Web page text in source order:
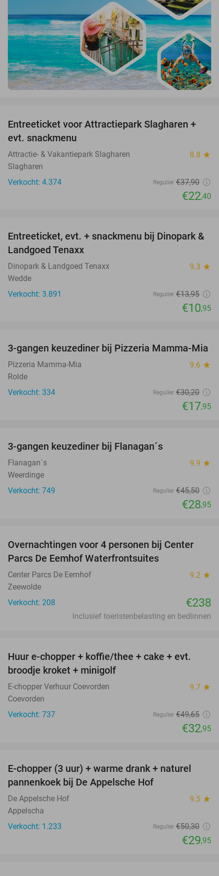
41%
Entreeticket voor Attractiepark Slagharen +
evt. snackmenu
Attractie- & Vakantiepark Slagharen 8.8 star
Slagharen
Verkocht: 4.374
Regulier €37,90
€22,40
22%
Entreeticket, evt. + snackmenu bij Dinopark &
Landgoed Tenaxx
Dinopark & Landgoed Tenaxx 9.3 star
Wedde
Verkocht: 3.891
Regulier €13,95
€10,95
41%
3-gangen keuzediner bij Pizzeria Mamma-Mia
Pizzeria Mamma-Mia 9.6 star
Rolde
Verkocht: 334
Regulier €30,20
€17,95
3-gangen keuzediner bij Flanagan´s
Flanagan´s 9.9 star
Weerdinge
Verkocht: 749
Regulier €45,50
€28,95
Overnachtingen voor 4 personen bij Center
Parcs De Eemhof Waterfrontsuites
Center Parcs De Eemhof 9.2 star
Zeewolde
Verkocht: 208
€238
Inclusief toeristenbelasting en bedlinnen
34%
Huur e-chopper + koffie/thee + cake + evt.
broodje kroket + minigolf
E-chopper Verhuur Coevorden 9.7 star
Coevorden
Verkocht: 737
Regulier €49,65
€32,95
40%
E-chopper (3 uur) + warme drank + naturel
pannenkoek bij De Appelsche Hof
De Appelsche Hof 9.5 star
Appelscha
Verkocht: 1.233
Regulier €50,30
€29,95